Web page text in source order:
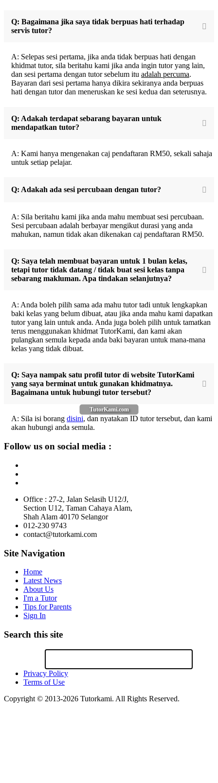
TutorKami.com
Q: Bagaimana jika saya tidak berpuas hati terhadap
servis tutor?
A: Selepas sesi pertama, jika anda tidak berpuas hati dengan
khidmat tutor, sila beritahu kami jika anda ingin tutor yang lain,
dan sesi pertama dengan tutor sebelum itu adalah percuma.
Bayaran dari sesi pertama hanya dikira sekiranya anda berpuas
hati dengan tutor dan meneruskan ke sesi kedua dan seterusnya.
Q: Adakah terdapat sebarang bayaran untuk
mendapatkan tutor?
A: Kami hanya mengenakan caj pendaftaran RM50, sekali sahaja
untuk setiap pelajar.
Q: Adakah ada sesi percubaan dengan tutor?
A: Sila beritahu kami jika anda mahu membuat sesi percubaan.
Sesi percubaan adalah berbayar mengikut durasi yang anda
mahukan, namun tidak akan dikenakan caj pendaftaran RM50.
Q: Saya telah membuat bayaran untuk 1 bulan kelas,
tetapi tutor tidak datang / tidak buat sesi kelas tanpa
sebarang makluman. Apa tindakan selanjutnya?
A: Anda boleh pilih sama ada mahu tutor tadi untuk lengkapkan
baki kelas yang belum dibuat, atau jika anda mahu kami dapatkan
tutor yang lain untuk anda. Anda juga boleh pilih untuk tamatkan
terus menggunakan khidmat TutorKami, dan kami akan
pulangkan semula kepada anda baki bayaran untuk mana-mana
kelas yang tidak dibuat.
Q: Saya nampak satu profil tutor di website TutorKami
yang saya berminat untuk gunakan khidmatnya.
Bagaimana untuk hubungi tutor tersebut?
A: Sila isi borang disini, dan nyatakan ID tutor tersebut, dan kami
akan hubungi anda semula.
Follow us on social media :
Office : 27-2, Jalan Selasih U12/J,
Section U12, Taman Cahaya Alam,
Shah Alam 40170 Selangor
012-230 9743
contact@tutorkami.com
Site Navigation
Home
Latest News
About Us
I'm a Tutor
Tips for Parents
Sign In
Search this site
Privacy Policy
Terms of Use
Copyright © 2013-2026 Tutorkami. All Rights Reserved.